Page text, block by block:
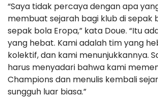
“Saya tidak percaya dengan apa
membuat sejarah bagi klub di sepak
sepak bola Eropa,” kata Doue. “Itu
yang hebat. Kami adalah tim yang
kolektif, dan kami menunjukkannya.
harus menyadari bahwa kami
Champions dan menulis kembali
sungguh luar biasa.”